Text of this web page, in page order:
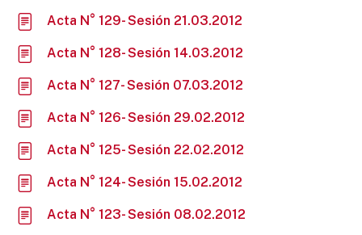
Acta N° 129- Sesión 21.03.2012
Acta N° 128- Sesión 14.03.2012
Acta N° 127- Sesión 07.03.2012
Acta N° 126- Sesión 29.02.2012
Acta N° 125- Sesión 22.02.2012
Acta N° 124- Sesión 15.02.2012
Acta N° 123- Sesión 08.02.2012